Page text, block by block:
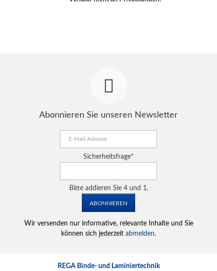
Abonnieren Sie unseren Newsletter
Adresse
Pflichtfeld
Sicherheitsfrage*
Bitte addieren Sie 4 und 1.
ABONNIEREN
Wir versenden nur informative, relevante Inhalte und Sie
können sich jederzeit abmelden.
REGA Binde- und Laminiertechnik